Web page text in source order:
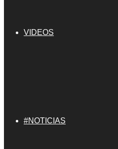
VIDEOS
#NOTICIAS